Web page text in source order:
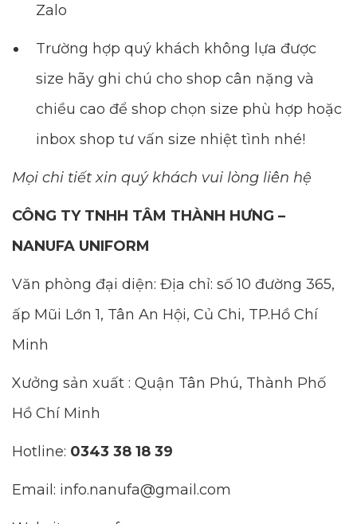
Zalo
Trường hợp quý khách không lựa được
size hãy ghi chú cho shop cân nặng và
chiều cao để shop chọn size phù hợp hoặc
inbox shop tư vấn size nhiệt tình nhé!
Mọi chi tiết xin quý khách vui lòng liên hệ
CÔNG TY TNHH TÂM THÀNH HƯNG –
NANUFA UNIFORM
Văn phòng đại diện: Địa chỉ: số 10 đường 365,
ấp Mũi Lớn 1, Tân An Hội, Củ Chi, TP.Hồ Chí
Minh
Xưởng sản xuất : Quận Tân Phú, Thành Phố
Hồ Chí Minh
Hotline: 0343 38 18 39
Email: info.nanufa@gmail.com